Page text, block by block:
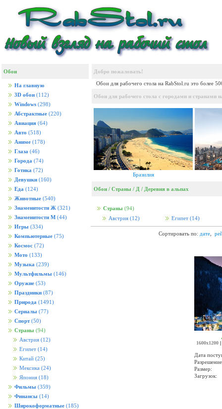
Обои
На главную
3D обои (112)
Windows (298)
Абстрактные (220)
Авиация (64)
Авто (518)
Аниме (178)
Глаза (46)
Города (74)
Готика (72)
Девушки (160)
Еда (124)
Животные (540)
Знаменитости Ж (321)
Знаменитости М (44)
Игры (334)
Компьютерные (75)
Космос (72)
Мото (133)
Музыка (239)
Мультфильмы (146)
Оружие (53)
Праздники (87)
Природа (1491)
Сериалы (77)
Спорт (50)
Страны (94)
Австрия (12)
Египет (14)
Китай (25)
Мексика (24)
Япония (18)
Фильмы (359)
Финансы (14)
Широкоформатные (185)
Добро пожаловать!
Обои для рабочего стола на RabStol.ru это более
Обои для рабочего стола с городами и странами
Бразилия
Обои / Страны / Д / Деревня в альпах
Страны (94)
Австрия (12) Египет (14)
Сортировать по: дате,
1600x1200|
Дата
Размер:
Загрузок: